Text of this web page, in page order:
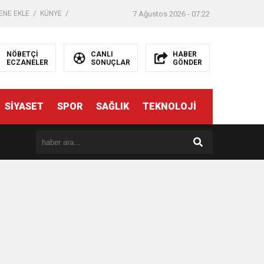
EKLE KÜNYE 7 Ağustos 2026 - 07:22
NÖBETÇİ
ECZANELER
CANLI
SONUÇLAR
HABER
GÖNDER
SİYASET SPOR SAĞLIK TEKNOLOJİ